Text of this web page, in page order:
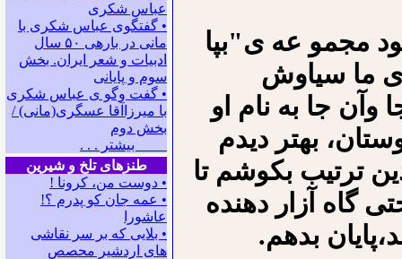
عباس شکری
• گفتگوی عباس شکری با
مانی در باره‍ی ۵۰ سال
ادبیات و شعر ایران. بخش
سوم و پایانی
• گفت وگو ی عباس شکری
با میرزاآقا عسگری(مانی) /
بخش دوم
بیشتر . . .
طنزهای تلخ و شیرین
• دوست من، کرونا !
• ﻋﻤﻪ ﺟﺎﻥ ﻛﻮ ﭘﺪﺭﻡ ؟!
عاشورا
• بلایی که بر سر نقاشی
های اردشیر محصص
مجمو عه ی"بپا
ی ما سیاوش
جا به نام او
بهتر دیدم
ترتیب بکوشم تا
گاه آزار دهنده
بدهم.